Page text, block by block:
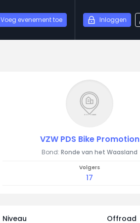
Voeg evenement toe Inloggen
VZW PDS Bike Promotion
Bond: Ronde van het Waasland
Volgers
17
Niveau Offroad